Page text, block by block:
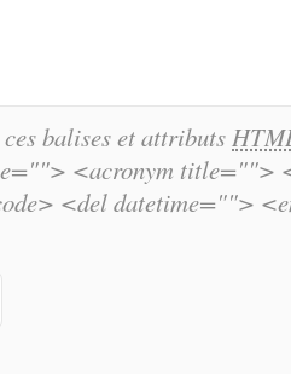
balises et attributs
<acronym title="">
<del datetime="">